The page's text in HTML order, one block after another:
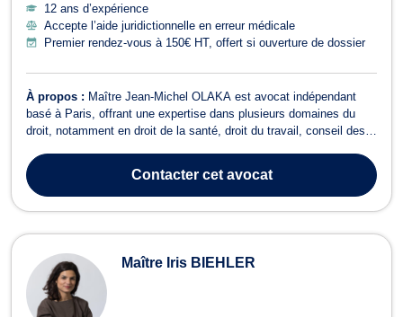
12 ans d’expérience
Accepte l’aide juridictionnelle en erreur médicale
Premier rendez-vous à 150€ HT, offert si ouverture de dossier
À propos : Maître Jean-Michel OLAKA est avocat indépendant
basé à Paris, offrant une expertise dans plusieurs domaines du
droit, notamment en droit de la santé, droit du travail, conseil des
indemnisation des victimes, ainsi qu'en droit social. Reconnu pour
sa fiabilité et...
Contactercet avocat
Maître Iris BIEHLER